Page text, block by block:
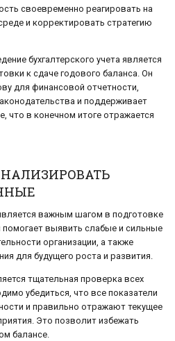
своевременно реагировать на
и корректировать стратегию
бухгалтерского учета является
к сдаче годового баланса. Он
для финансовой отчетности,
и поддерживает
что в конечном итоге отражается
важным шагом в подготовке
помогает выявить слабые и сильные
организации, а также
для будущего роста и развития.
тщательная проверка всех
убедиться, что все показатели
и правильно отражают текущее
Это позволит избежать
балансе.